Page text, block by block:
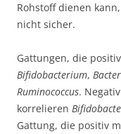
Rohstoff dienen
nicht sicher.
Gattungen, die
Bifidobacterium,
Ruminococcus.
korrelieren
Gattung, die positiv